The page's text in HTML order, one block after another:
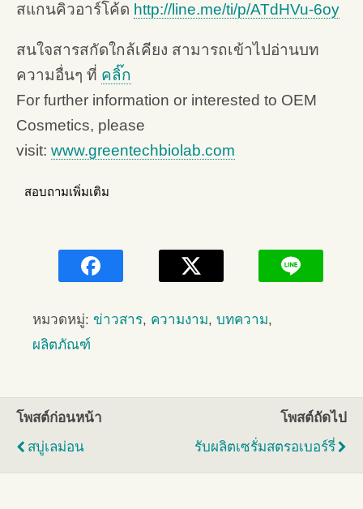
สแกนคิวอาร์โค้ด http://line.me/ti/p/ATdHVu-6oy
สนใจสารสกัดใกล้เคียง สามารถเข้าไปอ่านบท
ความอื่นๆ ที่ คลิ๊ก
For further information or interested to OEM
Cosmetics, please
visit: www.greentechbiolab.com
สอบถามเพิ่มเติม
หมวดหมู่: ข่าวสาร, ความงาม, บทความ,
ผลิตภัณฑ์
โพสต์ก่อนหน้า
สบู่เลม่อน
โพสต์ถัดไป
รับผลิตเซรั่มสตรอเบอร์รี่